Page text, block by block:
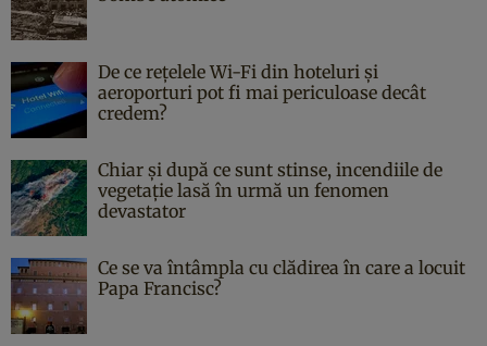
De ce rețelele Wi-Fi din hoteluri și
aeroporturi pot fi mai periculoase decât
credem?
Chiar și după ce sunt stinse, incendiile de
vegetație lasă în urmă un fenomen
devastator
Ce se va întâmpla cu clădirea în care a locuit
Papa Francisc?